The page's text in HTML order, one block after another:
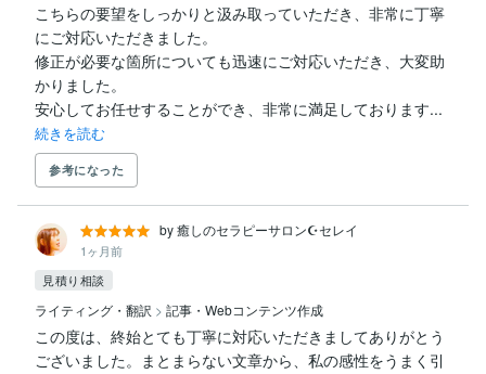
こちらの要望をしっかりと汲み取っていただき、非常に丁寧
にご対応いただきました。
修正が必要な箇所についても迅速にご対応いただき、大変助
かりました。
安心してお任せすることができ、非常に満足しております...
続きを読む
参考になった
by 癒しのセラピーサロン☪️セレイ
1ヶ月前
見積り相談
ライティング・翻訳 > 記事・Webコンテンツ作成
この度は、終始とても丁寧に対応いただきましてありがとう
ございました。まとまらない文章から、私の感性をうまく引